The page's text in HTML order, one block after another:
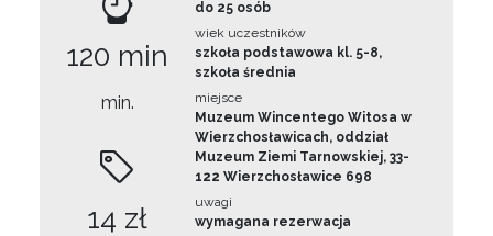
120 min
min.
14 zł
do 25 osób
wiek uczestników
szkoła podstawowa kl. 5-8,
szkoła średnia
miejsce
Muzeum Wincentego Witosa w
Wierzchosławicach, oddział
Muzeum Ziemi Tarnowskiej, 33-
122 Wierzchosławice 698
uwagi
wymagana rezerwacja